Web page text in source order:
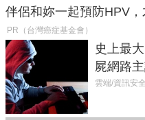
伴侶和妳一起預防HPV，
PR（台灣癌症基金會）
史上最
屍網路
癱瘓全球
雲端/資訊安全